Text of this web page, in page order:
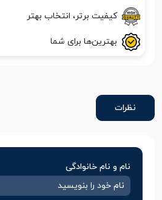
کیفیت برتر، انتخاب بهتر
بهترین‌ها برای شما
نظرات
نام و نام خانوادگی